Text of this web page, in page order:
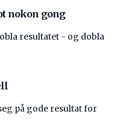
nokon gong
resultatet - og dobla
på gode resultat for